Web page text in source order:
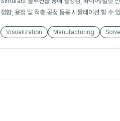
접합, 용접 및 적층 공정 등을 시뮬레이션 할 수
Visualization Manufacturing